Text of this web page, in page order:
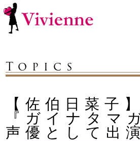
Topics
【佐伯日菜子
『ガイナタマ
声優として出演